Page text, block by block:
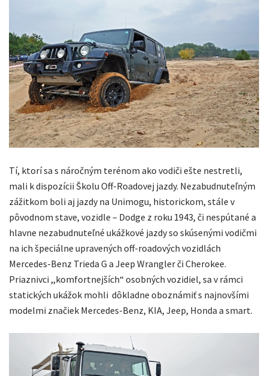
Tí, ktorí sa s náročným terénom ako vodiči ešte nestretli,
mali k dispozícii Školu Off-Roadovej jazdy. Nezabudnuteľným
zážitkom boli aj jazdy na Unimogu, historickom, stále v
pôvodnom stave, vozidle – Dodge z roku 1943, či nespútané a
hlavne nezabudnuteľné ukážkové jazdy so skúsenými vodičmi
na ich špeciálne upravených off-roadových vozidlách
Mercedes-Benz Trieda G a Jeep Wrangler či Cherokee.
Priaznivci ,,komfortnejších“ osobných vozidiel, sa v rámci
statických ukážok mohli dôkladne oboznámiť s najnovšími
modelmi značiek Mercedes-Benz, KIA, Jeep, Honda a smart.